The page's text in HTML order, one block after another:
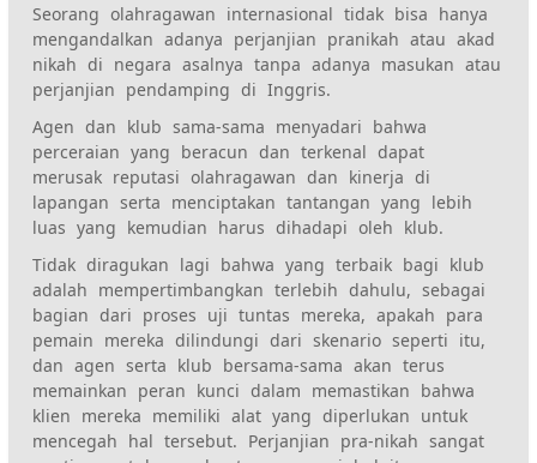
Seorang olahragawan internasional tidak bisa hanya
mengandalkan adanya perjanjian pranikah atau akad
nikah di negara asalnya tanpa adanya masukan atau
perjanjian pendamping di Inggris.
Agen dan klub sama-sama menyadari bahwa
perceraian yang beracun dan terkenal dapat
merusak reputasi olahragawan dan kinerja di
lapangan serta menciptakan tantangan yang lebih
luas yang kemudian harus dihadapi oleh klub.
Tidak diragukan lagi bahwa yang terbaik bagi klub
adalah mempertimbangkan terlebih dahulu, sebagai
bagian dari proses uji tuntas mereka, apakah para
pemain mereka dilindungi dari skenario seperti itu,
dan agen serta klub bersama-sama akan terus
memainkan peran kunci dalam memastikan bahwa
klien mereka memiliki alat yang diperlukan untuk
mencegah hal tersebut. Perjanjian pra-nikah sangat